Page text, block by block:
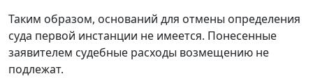
Таким образом, оснований для отмены определения
суда первой инстанции не имеется. Понесенные
заявителем судебные расходы возмещению не
подлежат.